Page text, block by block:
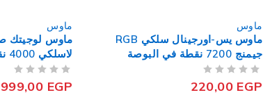
ماوس
ماوس لوجيتك صامت بلوتوث
لاسلكي 4000 نقطة في البوصة
M240
999,00 EGP